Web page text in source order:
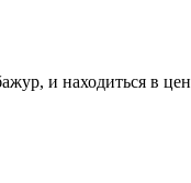
и находиться в